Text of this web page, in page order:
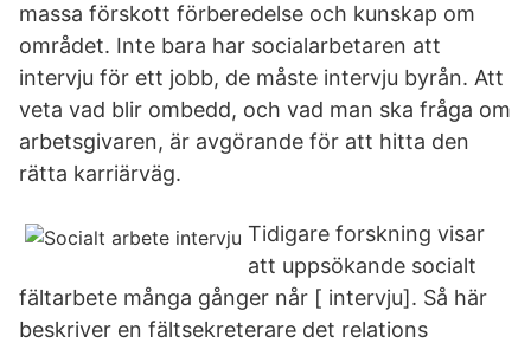
massa förskott förberedelse och kunskap om
området. Inte bara har socialarbetaren att
intervju för ett jobb, de måste intervju byrån. Att
veta vad blir ombedd, och vad man ska fråga om
arbetsgivaren, är avgörande för att hitta den
rätta karriärväg.
Tidigare forskning visar
att uppsökande socialt
fältarbete många gånger når [ intervju]. Så här
beskriver en fältsekreterare det relations